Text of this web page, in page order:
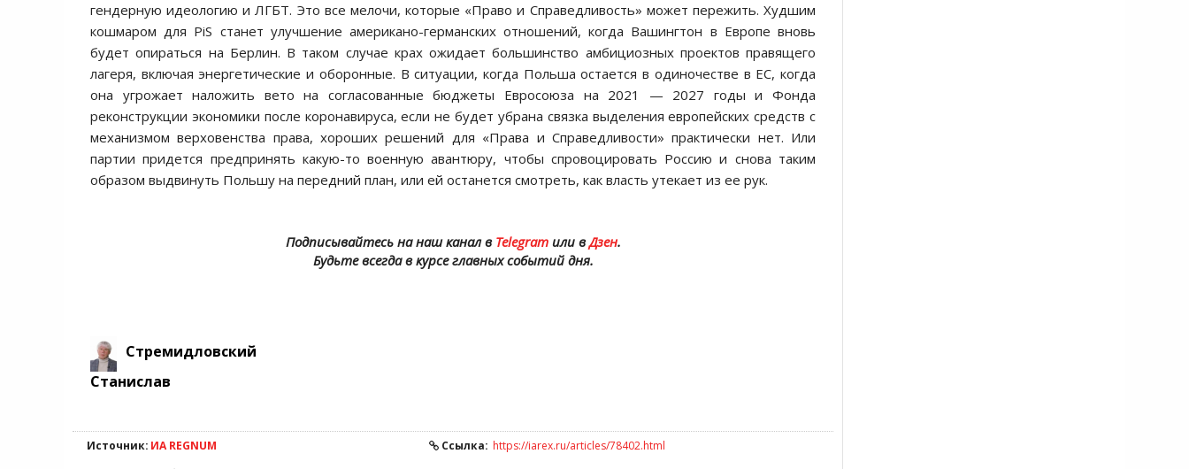
гендерную идеологию и ЛГБТ. Это все мелочи, которые «Право и Справедливость» может пережить. Худшим
кошмаром для PiS станет улучшение американо-германских отношений, когда Вашингтон в Европе вновь
будет опираться на Берлин. В таком случае крах ожидает большинство амбициозных проектов правящего
лагеря, включая энергетические и оборонные. В ситуации, когда Польша остается в одиночестве в ЕС, когда
она угрожает наложить вето на согласованные бюджеты Евросоюза на 2021 — 2027 годы и Фонда
реконструкции экономики после коронавируса, если не будет убрана связка выделения европейских средств с
механизмом верховенства права, хороших решений для «Права и Справедливости» практически нет. Или
партии придется предпринять какую-то военную авантюру, чтобы спровоцировать Россию и снова таким
образом выдвинуть Польшу на передний план, или ей останется смотреть, как власть утекает из ее рук.
Подписывайтесь на наш канал в Telegramили вДзен.
Будьте всегда в курсе главных событий дня.
Стремидловский
Станислав
Источник: ИА REGNUM Ссылка: https://iarex.ru/articles/78402.html